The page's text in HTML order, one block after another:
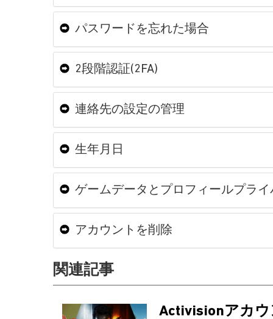
パスワードを忘れた場合
2段階認証(2FA)
連絡先の設定の管理
生年月日
ゲームデータとプロフィールプライ
アカウントを削除
関連記事
Activisionアカ